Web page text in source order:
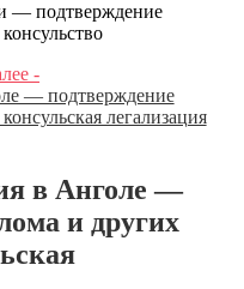
— подтверждение
-
в Анголе —
и других